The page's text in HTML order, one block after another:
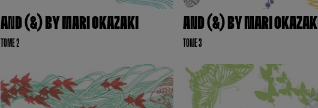
AND (&) BY MARI OKAZAKI
TOME 2
AND (&) BY MARI OKAZAKI
TOME 3